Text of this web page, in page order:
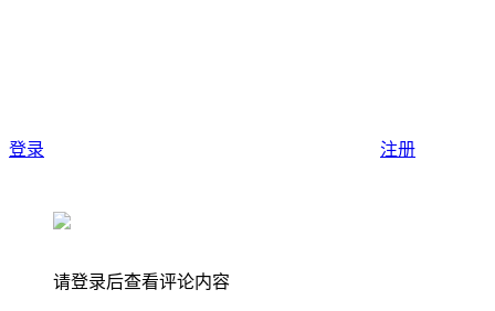
登录 注册
请登录后查看评论内容